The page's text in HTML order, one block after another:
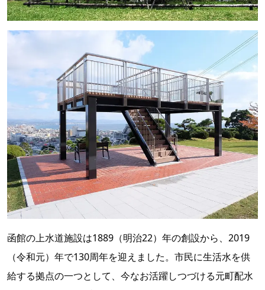
函館の上水道施設は1889（明治22）年の創設から、2019
（令和元）年で130周年を迎えました。市民に生活水を供
給する拠点の一つとして、今なお活躍しつづける元町配水